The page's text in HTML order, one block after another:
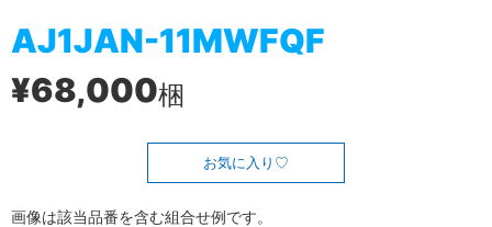
AJ1JAN-11MWFQF
¥68,000梱
お気に入り
画像は該当品番を含む組合せ例です。